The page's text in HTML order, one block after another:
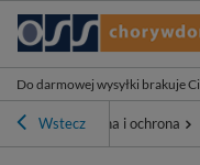
Do darmowej wysyłki brakuje Ci
WsteczHigiena i ochrona